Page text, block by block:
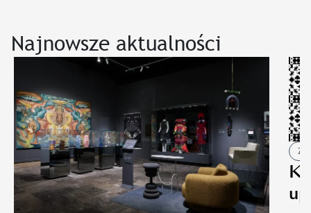
Najnowsze aktualności
Z